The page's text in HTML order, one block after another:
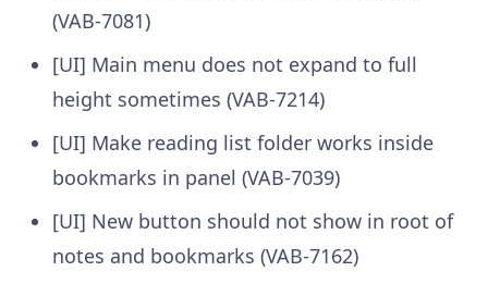
(VAB-7081)
[UI] Main menu does not expand to full
height sometimes (VAB-7214)
[UI] Make reading list folder works inside
bookmarks in panel (VAB-7039)
[UI] New button should not show in root of
notes and bookmarks (VAB-7162)